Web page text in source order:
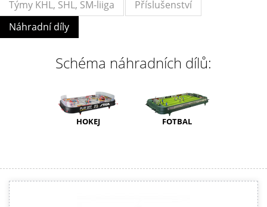
Týmy KHL, SHL, SM-liiga
Příslušenství
Náhradní díly
Schéma náhradních dílů:
HOKEJ FOTBAL